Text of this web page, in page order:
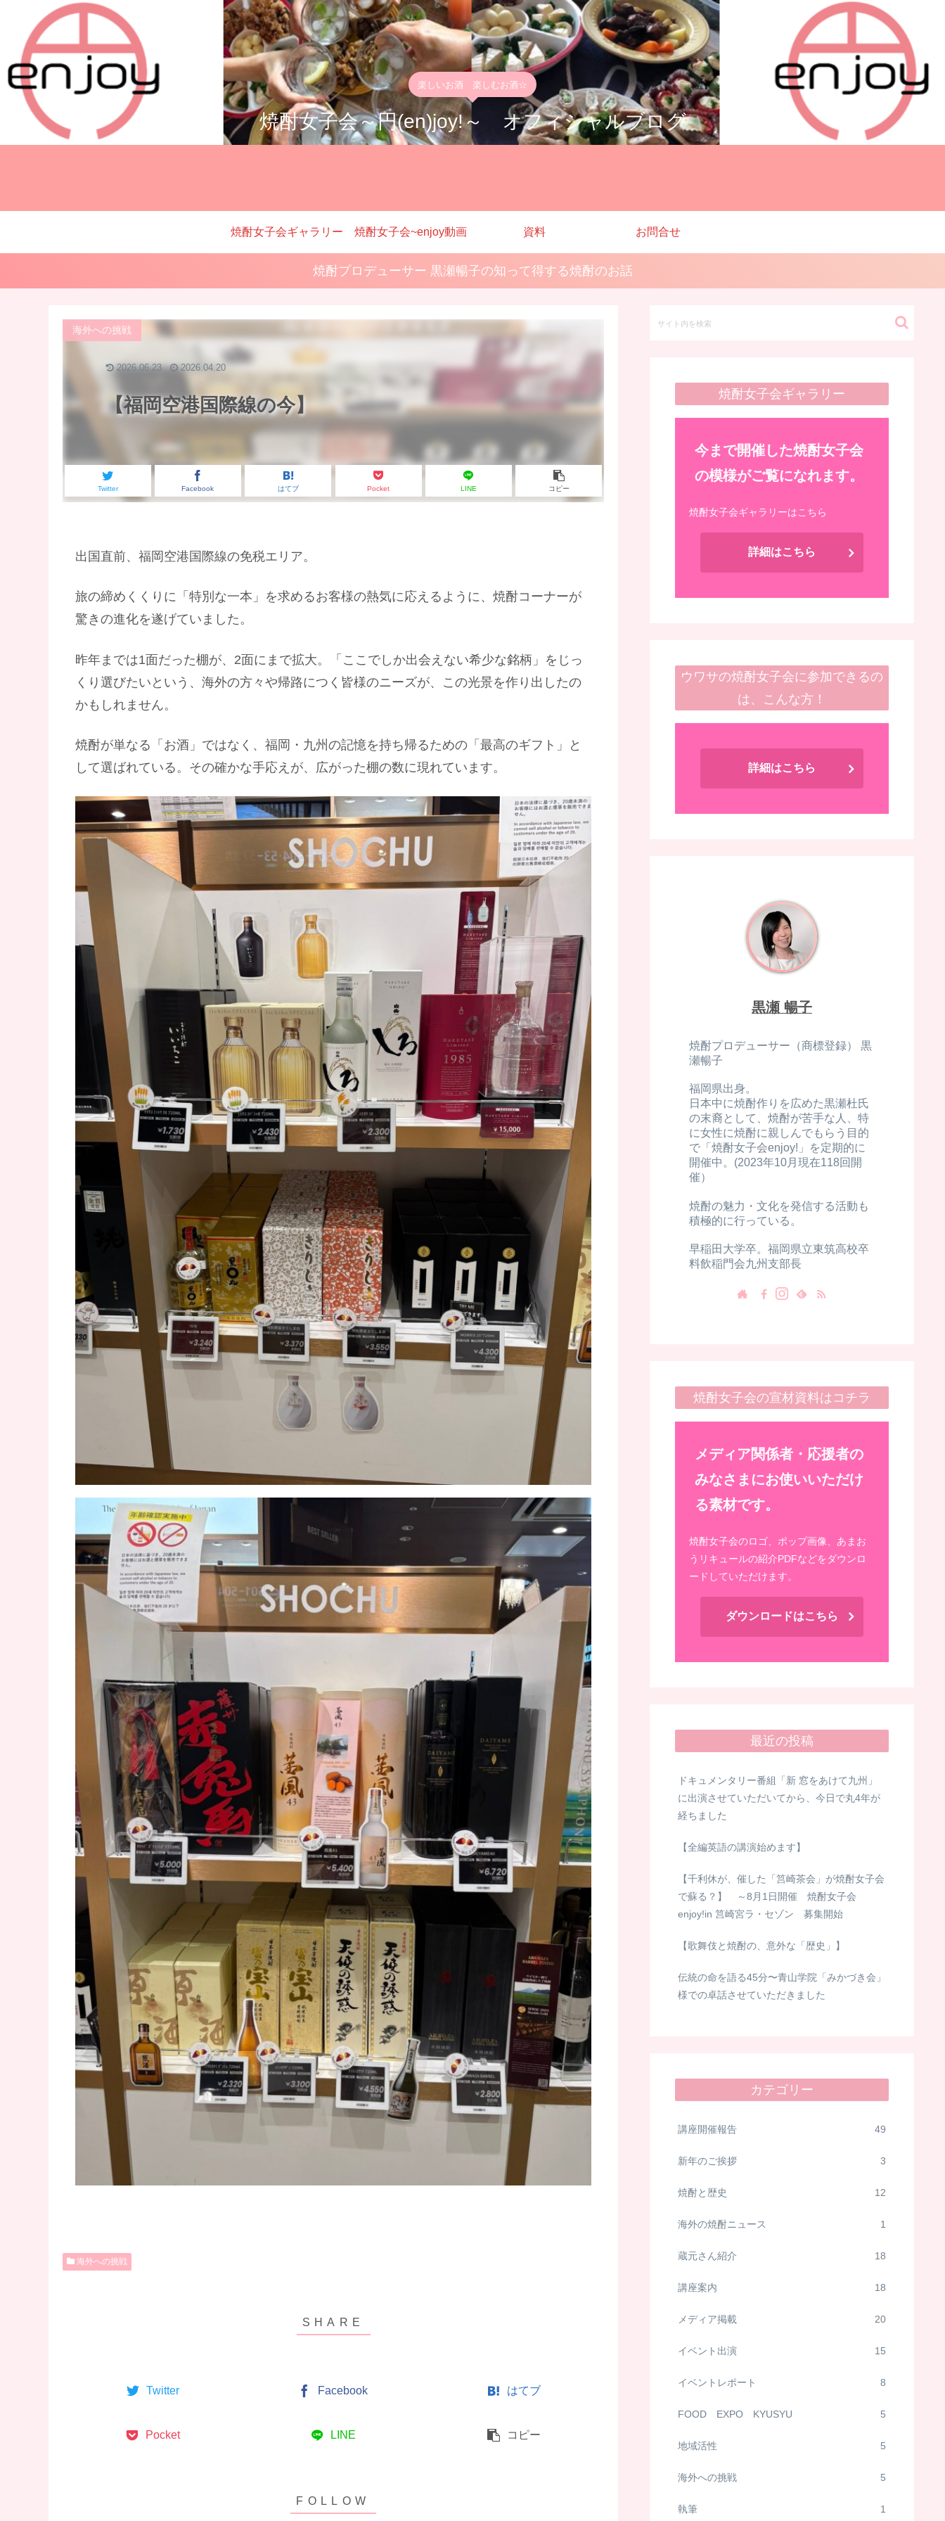
楽しいお酒 楽しむお酒☆
焼酎女子会～円(en)joy!～ オフィシャルブログ
焼酎女子会ギャラリー 焼酎女子会~enjoy動画 資料 お問合せ
焼酎プロデューサー 黒瀬暢子の知って得する焼酎のお話
【福岡空港国際線の今】
海外への挑戦
Twitter Facebook はてブ Pocket LINE コピー
2026.06.23 2026.04.20
出国直前、福岡空港国際線の免税エリア。
旅の締めくくりに「特別な一本」を求めるお客様の熱気に応えるように、焼酎コーナーが
驚きの進化を遂げていました。
昨年までは1面だった棚が、2面にまで拡大。「ここでしか出会えない希少な銘柄」をじっ
くり選びたいという、海外の方々や帰路につく皆様のニーズが、この光景を作り出したの
かもしれません。
焼酎が単なる「お酒」ではなく、福岡・九州の記憶を持ち帰るための「最高のギフト」と
して選ばれている。その確かな手応えが、広がった棚の数に現れています。
海外への挑戦
Twitter Facebook はてブ
Pocket LINE コピー
焼酎女子会ギャラリー
今まで開催した焼酎女子会
の模様がご覧になれます。
焼酎女子会ギャラリーはこちら
詳細はこちら
ウワサの焼酎女子会に参加できるの
は、こんな方！
詳細はこちら
黒瀬 暢子
焼酎プロデューサー（商標登録） 黒
瀬暢子
福岡県出身。
日本中に焼酎作りを広めた黒瀬杜氏
の末裔として、焼酎が苦手な人、特
に女性に焼酎に親しんでもらう目的
で「焼酎女子会enjoy!」を定期的に
開催中。(2023年10月現在118回開
催）
焼酎の魅力・文化を発信する活動も
積極的に行っている。
早稲田大学卒。福岡県立東筑高校卒
料飲稲門会九州支部長
焼酎女子会の宣材資料はコチラ
メディア関係者・応援者の
みなさまにお使いいただけ
る素材です。
焼酎女子会のロゴ、ポップ画像、あまお
うリキュールの紹介PDFなどをダウンロ
ードしていただけます。
ダウンロードはこちら
最近の投稿
ドキュメンタリー番組「新 窓をあけて九州」
に出演させていただいてから、今日で丸4年が
経ちました
【全編英語の講演始めます】
【千利休が、催した「筥崎茶会」が焼酎女子会
で蘇る？】 ～8月1日開催 焼酎女子会
enjoy!in 筥崎宮ラ・セゾン 募集開始
【歌舞伎と焼酎の、意外な「歴史」】
伝統の命を語る45分〜青山学院「みかづき会」
様での卓話させていただきました
カテゴリー
講座開催報告 49
新年のご挨拶 3
焼酎と歴史 12
海外の焼酎ニュース 1
蔵元さん紹介 18
講座案内 18
メディア掲載 20
イベント出演 15
イベントレポート 8
FOOD EXPO KYUSYU 5
地域活性 5
海外への挑戦 5
執筆 1